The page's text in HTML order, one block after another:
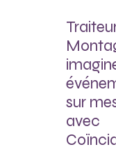
sur
avec